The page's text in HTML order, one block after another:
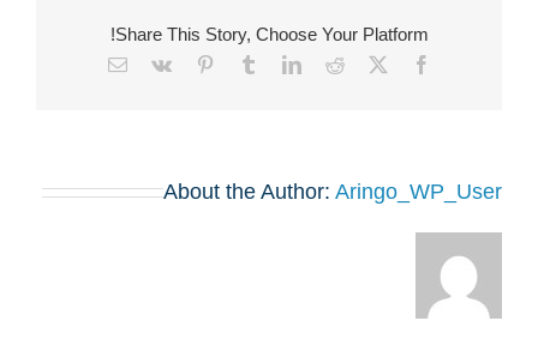
Share This Story, Choose Your Platform!
Facebook
X
Reddit
LinkedIn
Tumblr
Pinterest
Vk
Email
About the Author: Aringo_WP_User